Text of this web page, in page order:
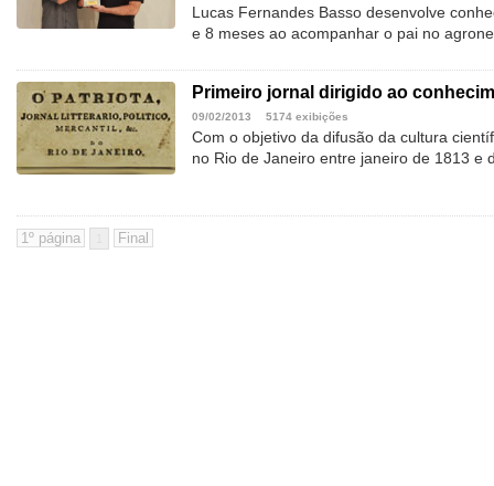
Lucas Fernandes Basso desenvolve
e 8 meses ao acompanhar o pai no
Primeiro jornal dirigido ao
09/02/2013 5174 exibições
Com o objetivo da difusão da cultura
no Rio de Janeiro entre janeiro de 1813 e